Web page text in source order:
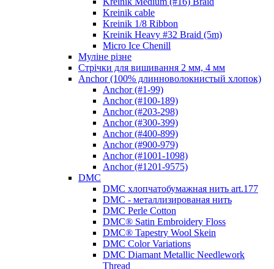
Kreinik cable
Kreinik 1/8 Ribbon
Kreinik Heavy #32 Braid (5m)
Micro Ice Chenill
Муліне різне
Стрічки для вишивання 2 мм, 4 мм
Anchor (100% длинноволокнистый хлопок)
Anchor (#1-99)
Anchor (#100-189)
Anchor (#203-298)
Anchor (#300-399)
Anchor (#400-899)
Anchor (#900-979)
Anchor (#1001-1098)
Anchor (#1201-9575)
DMC
DMC хлопчатобумажная нить art.177
DMC - металлизированая нить
DMC Perle Cotton
DMC® Satin Embroidery Floss
DMC® Tapestry Wool Skein
DMC Color Variations
DMC Diamant Metallic Needlework
Thread